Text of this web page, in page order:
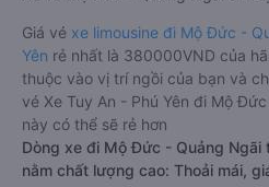
Giá vé xe limousine đi Mộ Đức -
Yên rẻ nhất là 380000VND của
thuộc vào vị trí ngồi của bạn và
vé Xe Tuy An - Phú Yên đi Mộ
này có thể sẽ rẻ hơn
Dòng xe đi Mộ Đức - Quảng Ngãi
nằm chất lượng cao: Thoải mái,